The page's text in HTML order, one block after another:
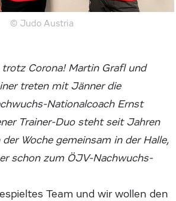
© Judo Austria
Corona! Martin Grafl und
treten mit Jänner die
Nationalcoach Ernst
Trainer-Duo steht seit Jahren
Woche gemeinsam in der Halle,
schon zum ÖJV-Nachwuchs-
Team und wir wollen den